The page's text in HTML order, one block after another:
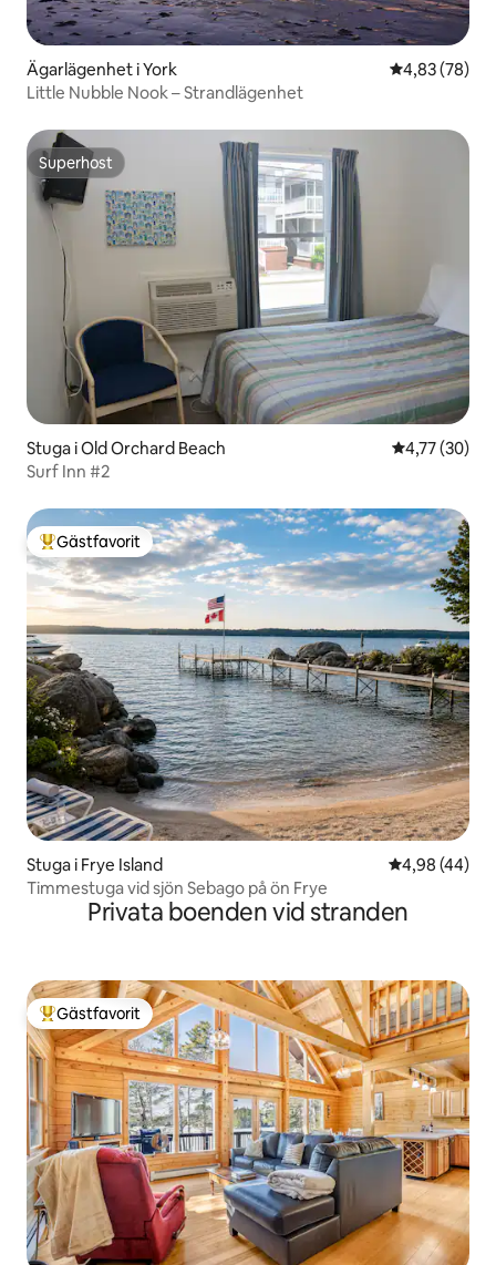
Ägarlägenhet i York 4,83 av 5 i
4,83 (78)
Little Nubble Nook – Strandlägenhet
Superhost
Superhost
Stuga i Old Orchard Beach 4,77 av 5 i
4,77 (30)
Surf Inn #2
Populär gästfavorit
Gästfavorit
Stuga i Frye Island 4,98 av 5 i
4,98 (44)
Timmestuga vid sjön Sebago på ön Frye
Privata boenden vid stranden
Populär gästfavorit
Gästfavorit